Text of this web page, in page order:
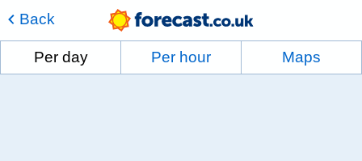
Back
Per day Per hour Maps